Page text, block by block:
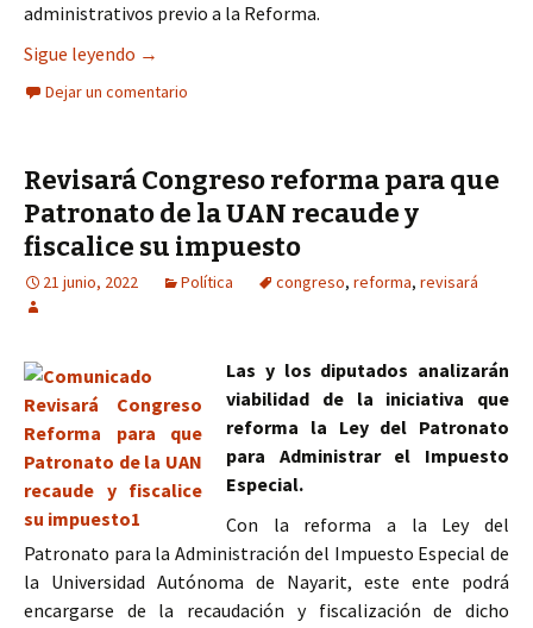
administrativos previo a la Reforma.
Sigue leyendo Resultados sobresalientes de la Reforma en
→
Dejar un comentario
Revisará Congreso reforma para que
Patronato de la UAN recaude y
fiscalice su impuesto
21 junio, 2022 Política congreso, reforma, revisará
Las y los diputados analizarán
viabilidad de la iniciativa que
reforma la Ley del Patronato
para Administrar el Impuesto
Especial.
Con la reforma a la Ley del
Patronato para la Administración del Impuesto Especial de
la Universidad Autónoma de Nayarit, este ente podrá
encargarse de la recaudación y fiscalización de dicho